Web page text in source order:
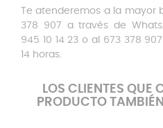
Te atenderemos a la mayor
378 907 a través de
945 10 14 23 o al 673 378
14 horas.
LOS CLIENTES QUE
PRODUCTO